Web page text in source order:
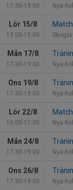
17:30-19:00 Nya
Lör 15/8
13:00-15:00
Mån 17/8
17:30-19:00 Nya
Ons 19/8
17:30-19:00 Nya
Lör 22/8
15:00-17:00 Nya
Mån 24/8
17:30-19:00 Nya
Ons 26/8
17:30-19:00 Nya